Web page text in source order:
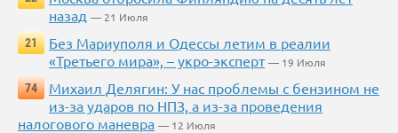
назад — 21 Июля
21
Без Мариуполя и Одессы летим в реалии
«Третьего мира», – укро-эксперт — 19 Июля
74
Михаил Делягин: У нас проблемы с бензином не
из-за ударов по НПЗ, а из-за проведения
налогового маневра — 12 Июля